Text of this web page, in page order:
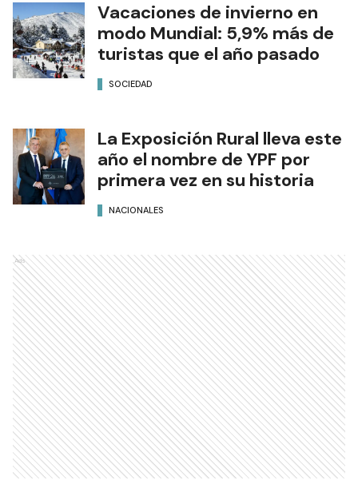
Vacaciones de invierno en
modo Mundial: 5,9% más de
turistas que el año pasado
SOCIEDAD
La Exposición Rural lleva este
año el nombre de YPF por
primera vez en su historia
NACIONALES
Ads